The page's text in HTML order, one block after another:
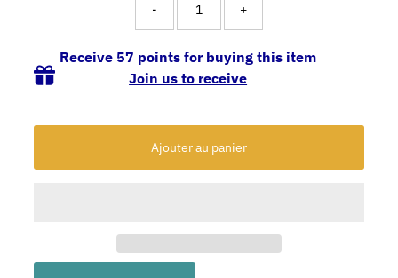
- +
Receive 57 points for buying this item
Join us to receive